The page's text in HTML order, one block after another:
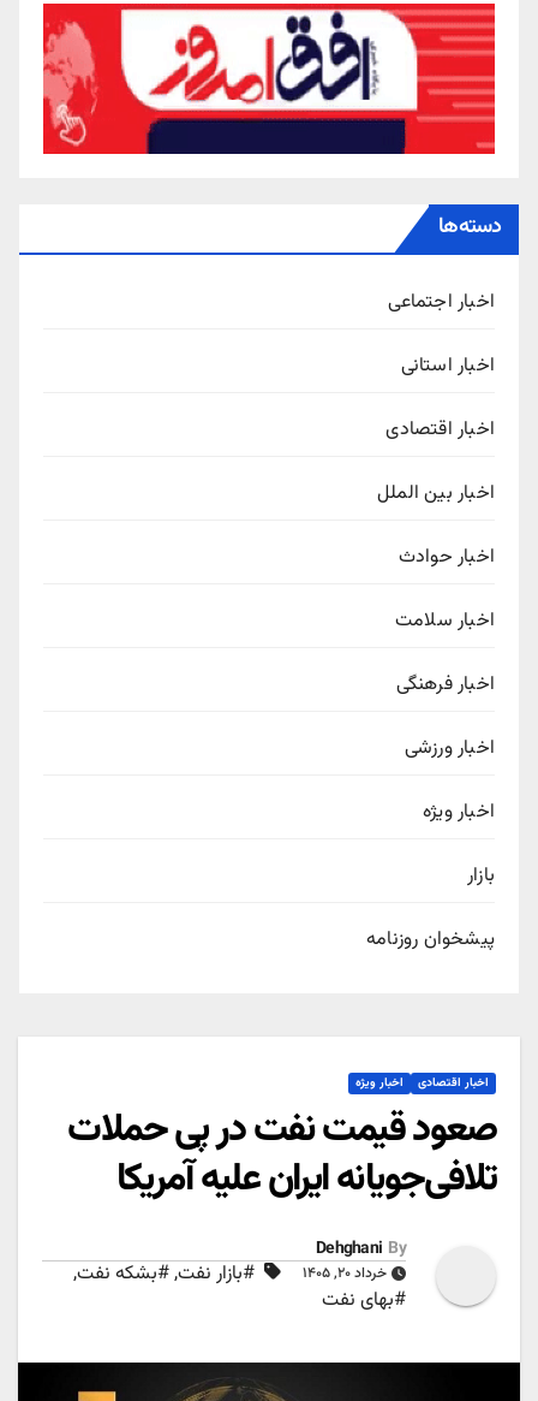
دسته‌ها
اخبار اجتماعی
اخبار استانی
اخبار اقتصادی
اخبار بین الملل
اخبار حوادث
اخبار سلامت
اخبار فرهنگی
اخبار ورزشی
اخبار ویژه
بازار
پیشخوان روزنامه
اخبار اقتصادی اخبار ویژه
صعود قیمت نفت در پی حملات
تلافی‌جویانه ایران علیه آمریکا
By
Dehghani
خرداد ۲۰, ۱۴۰۵ #بازار نفت,#بشکه نفت,
#بهای نفت